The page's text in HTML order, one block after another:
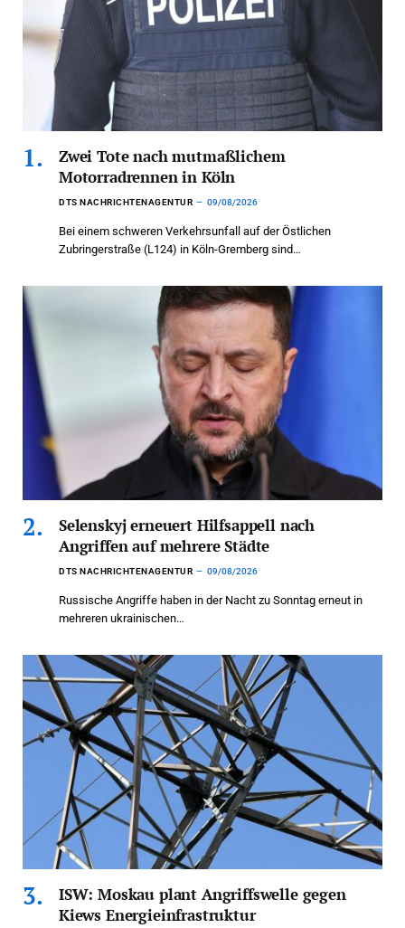
Zwei Tote nach mutmaßlichem
Motorradrennen in Köln
DTS NACHRICHTENAGENTUR 09/08/2026
Bei einem schweren Verkehrsunfall auf der Östlichen
Zubringerstraße (L124) in Köln-Gremberg sind…
Selenskyj erneuert Hilfsappell nach
Angriffen auf mehrere Städte
DTS NACHRICHTENAGENTUR 09/08/2026
Russische Angriffe haben in der Nacht zu Sonntag erneut in
mehreren ukrainischen…
ISW: Moskau plant Angriffswelle gegen
Kiews Energieinfrastruktur